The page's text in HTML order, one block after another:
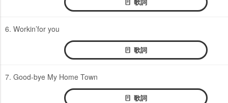
6. Workin’for you
歌詞
7. Good-bye My Home Town
歌詞